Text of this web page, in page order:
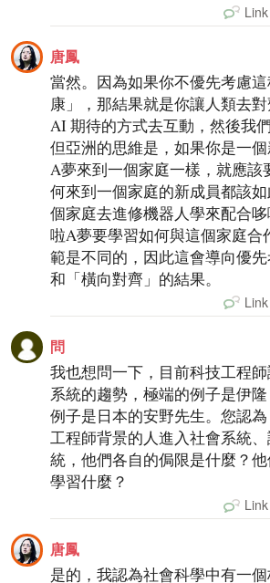
唐鳳
當然。因為如果你不優先考慮
康」，那結果就是你讓人類去
AI 期待的方式去互動，然後我
但亞洲的思維是，如果你是一
A夢來到一個家庭一樣，就應該
何來到一個家庭的新成員都該
個家庭去進修機器人學來配合
啦A夢要學習如何與這個家庭合
範是不同的，因此這會導向優先
和「橫向對齊」的結果。
問
我也想問一下，目前科技工程
系統的趨勢，極端的例子是伊
例子是日本的安野先生。您認
工程師背景的人進入社會系統
統，他們各自的侷限是什麼？
學習什麼？
唐鳳
是的，我認為社會科學中有一